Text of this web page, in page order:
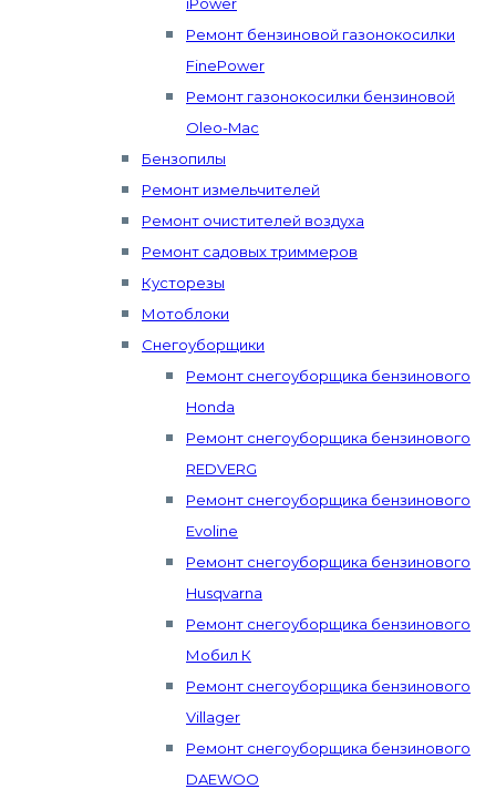
Ремонт бензиновой газонокосилки
FinePower
Ремонт газонокосилки бензиновой
Oleo-Mac
Бензопилы
Ремонт измельчителей
Ремонт очистителей воздуха
Ремонт садовых триммеров
Кусторезы
Мотоблоки
Снегоуборщики
Ремонт снегоуборщика бензинового
Honda
Ремонт снегоуборщика бензинового
REDVERG
Ремонт снегоуборщика бензинового
Evoline
Ремонт снегоуборщика бензинового
Husqvarna
Ремонт снегоуборщика бензинового
Мобил К
Ремонт снегоуборщика бензинового
Villager
Ремонт снегоуборщика бензинового
DAEWOO